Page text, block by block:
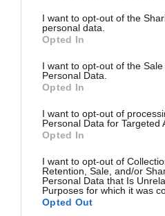
not limited to your visit or usage
grant or deny consent to
use your data for below
consent section.
I want to opt-out of the
personal data.
Opted In
I want to opt-out of the
Personal Data.
Opted In
I want to opt-out of
Personal Data for Targeted
Opted In
I want to opt-out of
Retention, Sale, and/or
Personal Data that Is
Purposes for which it was
Opted Out
«Ήταν όντως αυτός;»:
ο Μ.Πεζεσκιάν μετά
με τον Μ.Χαμενεΐ σε
τζάμια
06.08.2026 | 10:25